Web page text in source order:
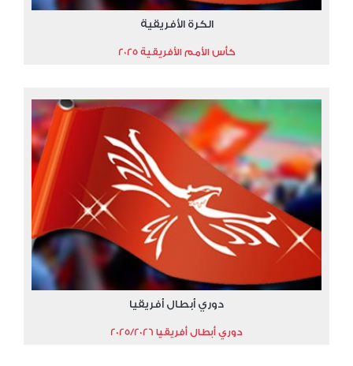
الكرة الأفريقية
كأس الأمم الأفريقية 2025
دوري أبطال أفريقيا
دوري أبطال أفريقيا 2025/2026